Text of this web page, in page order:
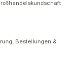
Bestellungen &